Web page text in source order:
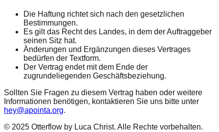
Die Haftung richtet sich nach den gesetzlichen
Bestimmungen.
Es gilt das Recht des Landes, in dem der Auftraggeber
seinen Sitz hat.
Änderungen und Ergänzungen dieses Vertrages
bedürfen der Textform.
Der Vertrag endet mit dem Ende der
zugrundeliegenden Geschäftsbeziehung.
Sollten Sie Fragen zu diesem Vertrag haben oder weitere
Informationen benötigen, kontaktieren Sie uns bitte unter
hey@apointa.org.
© 2025 Otterflow by Luca Christ. Alle Rechte vorbehalten.